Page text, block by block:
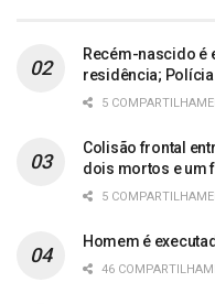
Recém-nascido é
residência;
5
Colisão frontal
dois mortos e um
5
Homem é
46